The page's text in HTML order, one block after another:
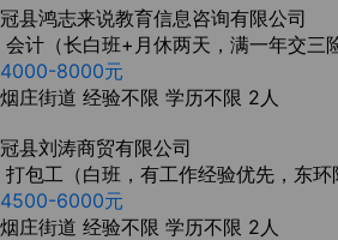
冠县鸿志来说教育信息咨询有限公司
会计（长白班+月休两天，满一年交三险
4000-8000元
烟庄街道 经验不限 学历不限 2人
冠县‬刘涛商贸有限公司
打包工（白班，有工作经验优先，东环
4500-6000元
烟庄街道 经验不限 学历不限 2人